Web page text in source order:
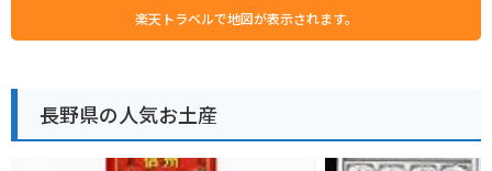
楽天トラベルで地図が表示されます。
長野県の人気お土産